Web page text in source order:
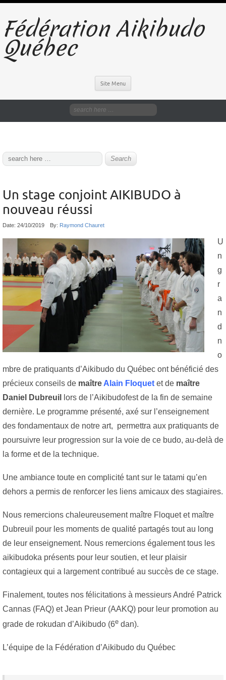
Fédération Aikibudo
Québec
Site Menu
Un stage conjoint AIKIBUDO à
nouveau réussi
Date: 24/10/2019 By: Raymond Chauret
U
n
g
r
a
n
d
n
o
mbre de pratiquants d’Aikibudo du Québec ont bénéficié des
précieux conseils de maître Alain Floquet et de maître
Daniel Dubreuil
lors de l’Aikibudofest de la fin de semaine
dernière. Le programme présenté, axé sur l’enseignement
des fondamentaux de notre art, permettra aux pratiquants de
poursuivre leur progression sur la voie de ce budo, au-delà de
la forme et de la technique.
Une ambiance toute en complicité tant sur le tatami qu’en
dehors a permis de renforcer les liens amicaux des stagiaires.
Nous remercions chaleureusement maître Floquet et maître
Dubreuil pour les moments de qualité partagés tout au long
de leur enseignement. Nous remercions également tous les
aikibudoka présents pour leur soutien, et leur plaisir
contagieux qui a largement contribué au succès de ce stage.
Finalement, toutes nos félicitations à messieurs André Patrick
Cannas (FAQ) et Jean Prieur (AAKQ) pour leur promotion au
grade de rokudan d’Aikibudo (6e dan).
L’équipe de la Fédération d’Aikibudo du Québec